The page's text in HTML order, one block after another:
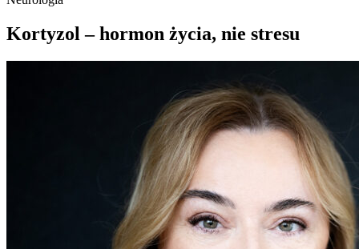
Kortyzol – hormon życia, nie stresu